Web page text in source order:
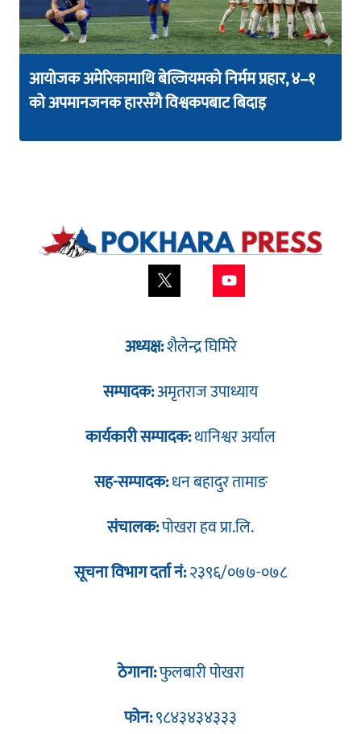
आयोजक अमेरिकामाथि बेल्जियमको निर्मम प्रहार, ४–१
को अपमानजनक हारसँगै विश्वकपबाट बिदाइ
अध्यक्ष:शैलेन्द्र घिमिरे
सम्पादक:अमृतराज उपाध्याय
कार्यकारी सम्पादक:थानिश्वर अर्याल
सह-सम्पादक:धन बहादुर तामाङ
संचालक:पोखरा हव प्रा.लि.
सूचना विभाग दर्ता नं:२३९६/०७७-०७८
ठेगाना:फुलबारी पोखरा
फोन:९८४३४३४३३३